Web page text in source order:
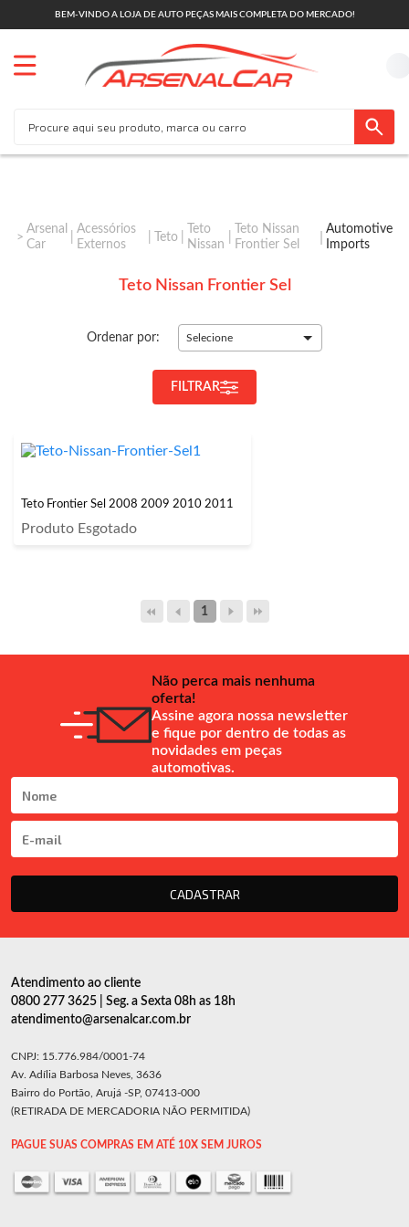
BEM-VINDO A LOJA DE AUTO PEÇAS MAIS COMPLETA DO MERCADO!
Arsenal
Car
Acessórios
Externos
Teto
Teto
Nissan
Teto Nissan
Frontier Sel
Automotive
Imports
Teto Nissan Frontier Sel
Ordenar por: Selecione
FILTRAR
Teto Frontier Sel 2008 2009 2010 2011
Produto Esgotado
1
Não perca mais nenhuma
oferta!
Assine agora nossa newsletter
e fique por dentro de todas as
novidades em peças
automotivas.
CADASTRAR
Atendimento ao cliente
0800 277 3625 | Seg. a Sexta 08h as 18h
atendimento@arsenalcar.com.br
CNPJ: 15.776.984/0001-74
Av. Adília Barbosa Neves, 3636
Bairro do Portão, Arujá -SP, 07413-000
(RETIRADA DE MERCADORIA NÃO PERMITIDA)
PAGUE SUAS COMPRAS EM ATÉ 10X SEM JUROS